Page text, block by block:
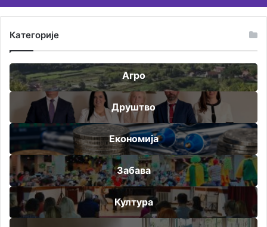
Категорије
Агро
Друштво
Економија
Забава
Култура